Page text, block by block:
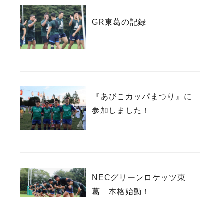
GR東葛の記録
『あびこカッパまつり』に
参加しました！
NECグリーンロケッツ東
葛 本格始動！